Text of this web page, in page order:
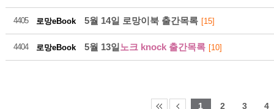
2026-
4405 로망eBook 5월 14일 로망이북 출간목록 [15]
4404 로망eBook 5월 13일 노크 knock 출간목록 [10]
1 2 3 4